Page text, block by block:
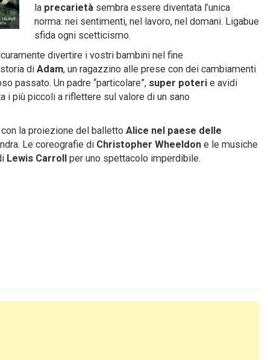
la precarietàsembra essere diventata l’unica
norma: nei sentimenti, nel lavoro, nel domani. Ligabue
sfida ogni scetticismo.
divertire i vostri bambini nel fine
di Adam, un ragazzino alle prese con dei cambiamenti
passato. Un padre “particolare”, super poteri e avidi
i più piccoli a riflettere sul valore di un sano
con la proiezione del balletto Alice nel paese delle
Le coreografie di Christopher Wheeldon e le musiche
Lewis Carroll per uno spettacolo imperdibile.